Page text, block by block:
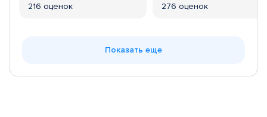
216 оценок 276 оценок
Показать еще